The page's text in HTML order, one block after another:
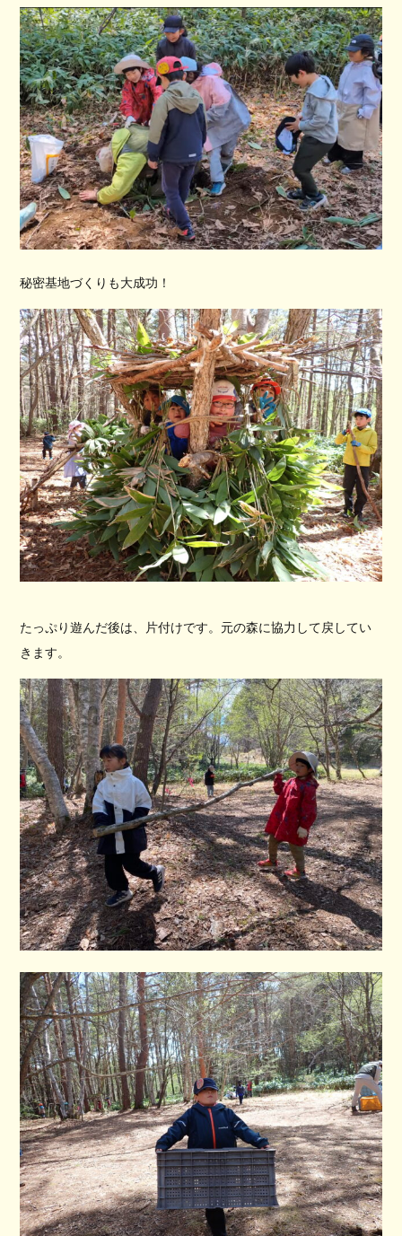
秘密基地づくりも大成功！
たっぷり遊んだ後は、片付けです。元の森に協力して戻してい
きます。